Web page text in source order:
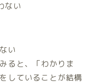
ない
い
ると、「わかりま
していることが結構